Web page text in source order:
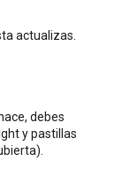
actualizas.
debes
y pastillas